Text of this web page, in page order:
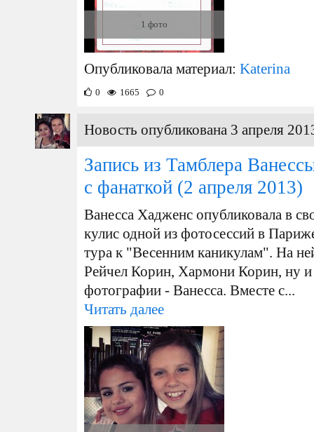
1 фото
Опубликовала материал: Katerina
0 1665 0
Новость опубликована 3 апреля
Запись из Тамблера
с фанаткой (2 апреля 2013)
Ванесса Хадженс опубликовала в
кулис одной из фотосессий в
тура к "Весенним каникулам". На
Рейчел Корин, Хармони Корин, ну и
фотографии - Ванесса. Вместе с...
Читать далее